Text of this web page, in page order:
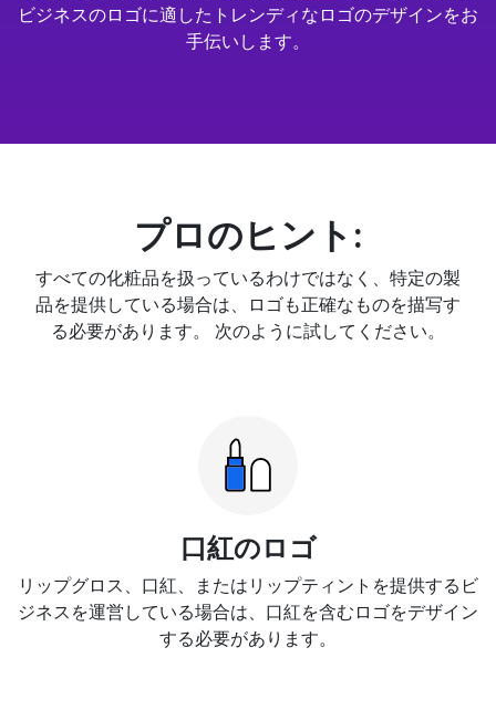
ビジネスのロゴに適したトレンディなロゴのデザインをお
手伝いします。
プロのヒント:
すべての化粧品を扱っているわけではなく、特定の製
品を提供している場合は、ロゴも正確なものを描写す
る必要があります。 次のように試してください。
口紅のロゴ
リップグロス、口紅、またはリップティントを提供するビ
ジネスを運営している場合は、口紅を含むロゴをデザイン
する必要があります。